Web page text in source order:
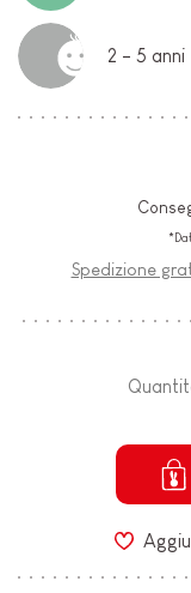
2 - 5 anni
Spedizione